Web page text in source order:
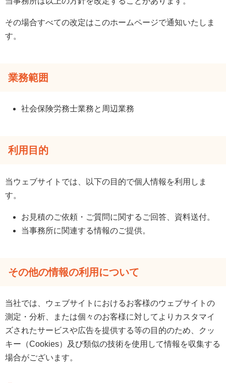
その場合すべての改定はこのホームページで通知いたしま
す。
業務範囲
社会保険労務士業務と周辺業務
利用目的
当ウェブサイトでは、以下の目的で個人情報を利用しま
す。
お見積のご依頼・ご質問に関するご回答、資料送付。
当事務所に関連する情報のご提供。
その他の情報の利用について
当社では、ウェブサイトにおけるお客様のウェブサイトの
測定・分析、または個々のお客様に対してよりカスタマイ
ズされたサービスや広告を提供する等の目的のため、クッ
キー（Cookies）及び類似の技術を使用して情報を収集する
場合がございます。